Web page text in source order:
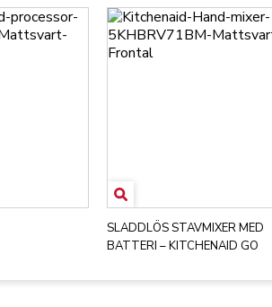
SLADDLÖS STAVMIXER MED
BATTERI – KITCHENAID GO